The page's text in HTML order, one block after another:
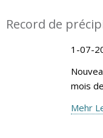
Record de
1-07-
mois
Mehr